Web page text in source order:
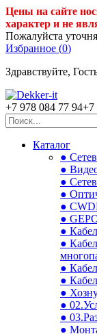
Цены на сайте
характер и не
Пожалуйста
Избранное (0)
Здравствуйте,
+7 978 084 77 94+7
Каталог
●
●
●
●
●
●
●
●
●
●
●
●
●
●